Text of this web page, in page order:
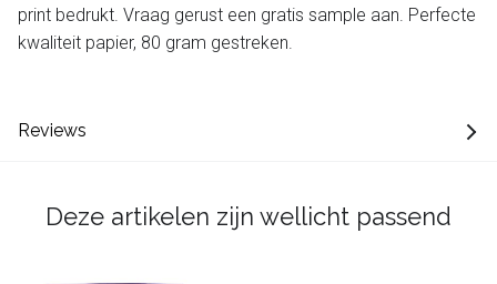
print bedrukt. Vraag gerust een gratis sample aan. Perfecte
kwaliteit papier, 80 gram gestreken.
Reviews
Deze artikelen zijn wellicht passend